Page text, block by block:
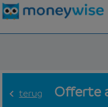
terug Offerte